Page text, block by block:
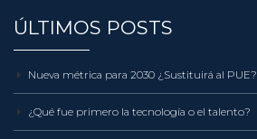
ÚLTIMOS POSTS
Nueva métrica para 2030 ¿Sustituirá al PUE?
¿Qué fue primero la tecnología o el talento?